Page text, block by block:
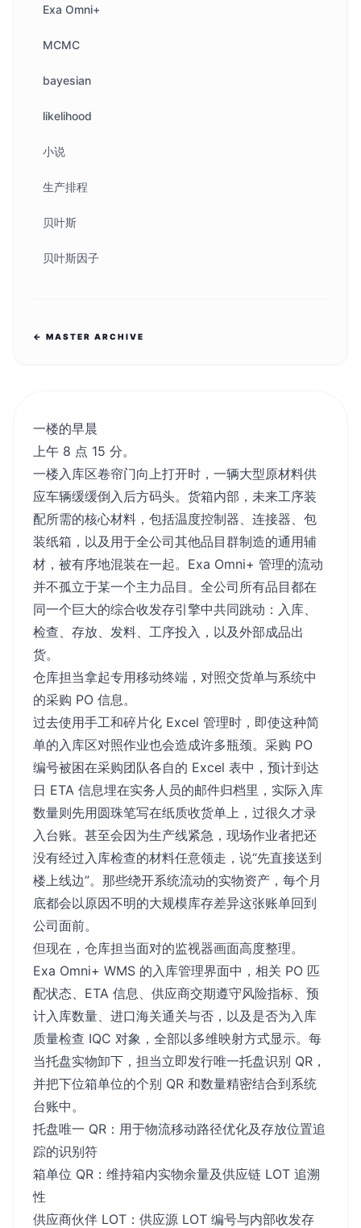
Exa Omni+
MCMC
bayesian
likelihood
小说
生产排程
贝叶斯
贝叶斯因子
← MASTER ARCHIVE
一楼的早晨
上午 8 点 15 分。
一楼入库区卷帘门向上打开时，一辆大型原材料供
应车辆缓缓倒入后方码头。货箱内部，未来工序装
配所需的核心材料，包括温度控制器、连接器、包
装纸箱，以及用于全公司其他品目群制造的通用辅
材，被有序地混装在一起。Exa Omni+ 管理的流动
并不孤立于某一个主力品目。全公司所有品目都在
同一个巨大的综合收发存引擎中共同跳动：入库、
检查、存放、发料、工序投入，以及外部成品出
货。
仓库担当拿起专用移动终端，对照交货单与系统中
的采购 PO 信息。
过去使用手工和碎片化 Excel 管理时，即使这种简
单的入库区对照作业也会造成许多瓶颈。采购 PO
编号被困在采购团队各自的 Excel 表中，预计到达
日 ETA 信息埋在实务人员的邮件归档里，实际入库
数量则先用圆珠笔写在纸质收货单上，过很久才录
入台账。甚至会因为生产线紧急，现场作业者把还
没有经过入库检查的材料任意领走，说“先直接送到
楼上线边”。那些绕开系统流动的实物资产，每个月
底都会以原因不明的大规模库存差异这张账单回到
公司面前。
但现在，仓库担当面对的监视器画面高度整理。
Exa Omni+ WMS 的入库管理界面中，相关 PO 匹
配状态、ETA 信息、供应商交期遵守风险指标、预
计入库数量、进口海关通关与否，以及是否为入库
质量检查 IQC 对象，全部以多维映射方式显示。每
当托盘实物卸下，担当立即发行唯一托盘识别 QR，
并把下位箱单位的个别 QR 和数量精密结合到系统
台账中。
托盘唯一 QR：用于物流移动路径优化及存放位置追
踪的识别符
箱单位 QR：维持箱内实物余量及供应链 LOT 追溯
性
供应商伙伴 LOT：供应源 LOT 编号与内部收发存